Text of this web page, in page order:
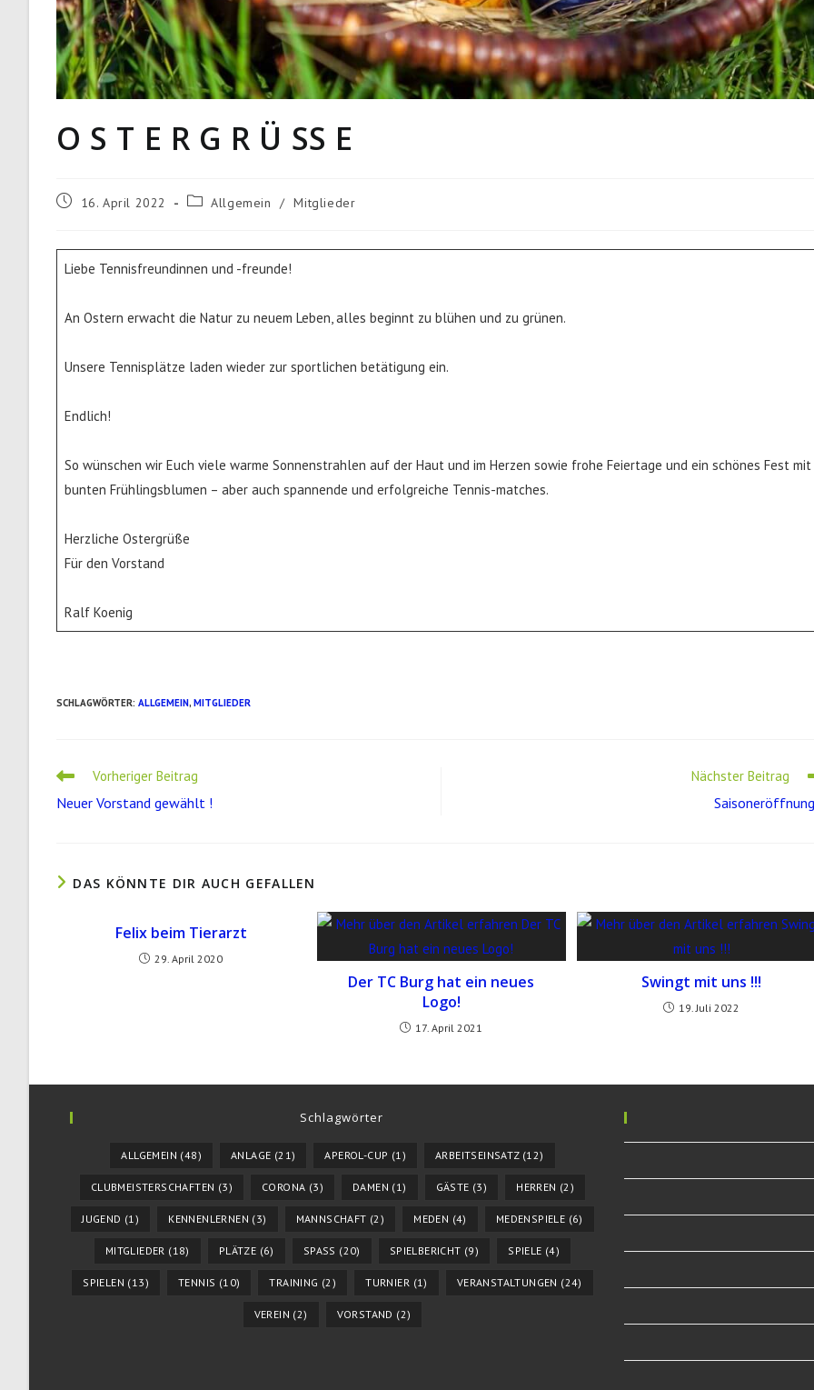
O S T E R G R Ü SS E
Beitrag16. April 2022
Beitrags-
Allgemein / Mitglieder
Liebe Tennisfreundinnen und -freunde!
An Ostern erwacht die Natur zu neuem Leben, alles beginnt zu blühen und zu grünen.
Unsere Tennisplätze laden wieder zur sportlichen betätigung ein.
Endlich!
So wünschen wir Euch viele warme Sonnenstrahlen auf der Haut und im Herzen sowie frohe Feiertage und ein schönes Fest mit
bunten Frühlingsblumen – aber auch spannende und erfolgreiche Tennis-matches.
Herzliche Ostergrüße
Für den Vorstand
Ralf Koenig
SCHLAGWÖRTER: ALLGEMEIN, MITGLIEDER
Weitere
ansehen
Vorheriger Beitrag
Neuer Vorstand gewählt !
Nächster Beitrag
DAS KÖNNTE DIR AUCH GEFALLEN
Felix beim Tierarzt
29. April 2020
Der TC Burg hat ein neues
Logo!
17. April 2021
Swingt mit uns !!!
19. Juli 2022
Schlagwörter
ALLGEMEIN (48) ANLAGE (21) APEROL-CUP (1) ARBEITSEINSATZ(12)
CLUBMEISTERSCHAFTEN (3) CORONA (3) DAMEN (1) GÄSTE (3) HERREN (2)
JUGEND (1) KENNENLERNEN (3) MANNSCHAFT (2) MEDEN (4) MEDENSPIELE (6)
MITGLIEDER (18) PLÄTZE (6) SPASS (20) SPIELBERICHT (9) SPIELE (4)
SPIELEN (13) TENNIS (10) TRAINING (2) TURNIER (1) VERANSTALTUNGEN (24)
VEREIN (2) VORSTAND (2)